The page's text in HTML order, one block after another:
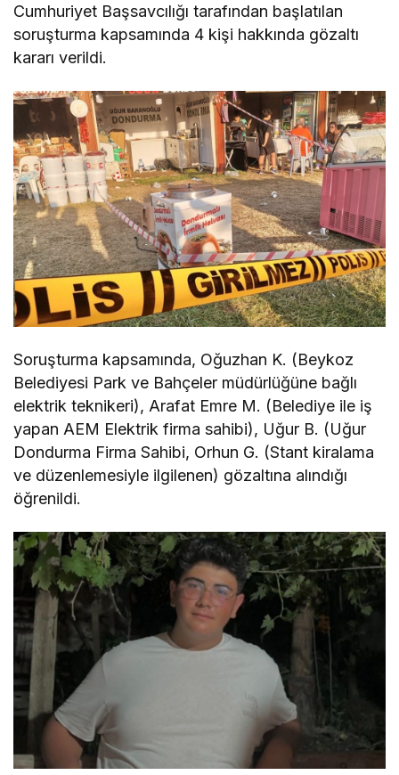
Cumhuriyet Başsavcılığı tarafından başlatılan
soruşturma kapsamında 4 kişi hakkında gözaltı
kararı verildi.
Soruşturma kapsamında, Oğuzhan K. (Beykoz
Belediyesi Park ve Bahçeler müdürlüğüne bağlı
elektrik teknikeri),Arafat Emre M. (Belediye ile iş
yapan AEM Elektrik firma sahibi), Uğur B. (Uğur
Dondurma Firma Sahibi, Orhun G. (Stant kiralama
ve düzenlemesiyle ilgilenen) gözaltına alındığı
öğrenildi.